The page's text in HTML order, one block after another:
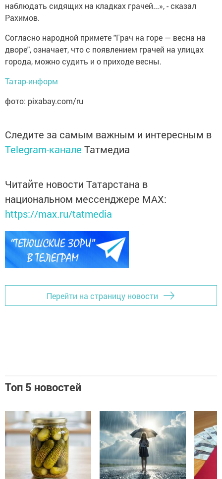
наблюдать сидящих на кладках грачей...», - сказал
Рахимов.
Согласно народной примете "Грач на горе — весна на
дворе", означает, что с появлением грачей на улицах
города, можно судить и о приходе весны.
Татар-информ
фото: pixabay.com/ru
Следите за самым важным и интересным в
Telegram-канале Татмедиа
Читайте новости Татарстана в
национальном мессенджере MАХ:
https://max.ru/tatmedia
Перейти на страницу новости
Топ 5 новостей